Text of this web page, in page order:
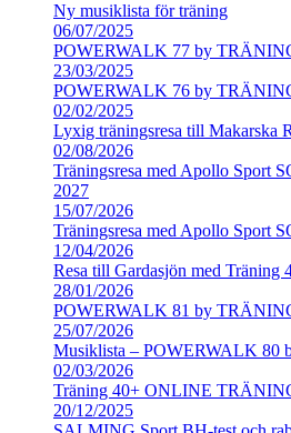
Ny musiklista för träning
06/07/2025
POWERWALK 77 by
23/03/2025
POWERWALK 76 by
02/02/2025
Lyxig träningsresa till Makarska
02/08/2026
Träningsresa med Apollo Sport
2027
15/07/2026
Träningsresa med Apollo Sport
12/04/2026
Resa till Gardasjön med Träning
28/01/2026
POWERWALK 81 by
25/07/2026
Musiklista – POWERWALK 80
02/03/2026
Träning 40+ ONLINE
20/12/2025